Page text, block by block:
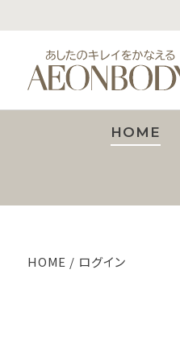
HOME
HOME ログイン